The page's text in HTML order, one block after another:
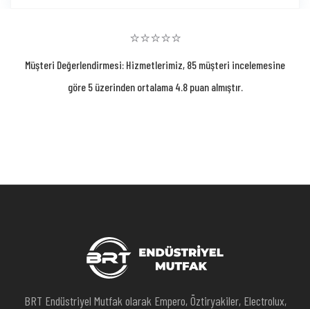
⭐⭐⭐⭐⭐
Müşteri Değerlendirmesi: Hizmetlerimiz, 85 müşteri incelemesine
göre 5 üzerinden ortalama 4.8 puan almıştır.
BRT Endüstriyel Mutfak olarak Empero, Öztiryakiler, Electrolux,